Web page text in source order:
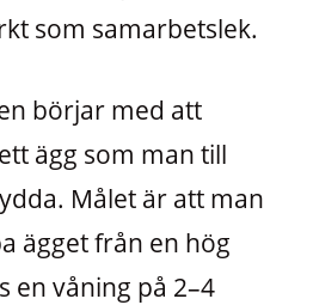
som samarbetslek.
börjar med att
ägg som man till
Målet är att man
ägget från en hög
en våning på 2–4